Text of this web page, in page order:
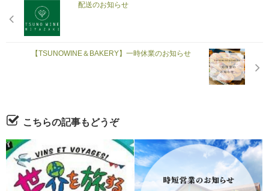
配送のお知らせ
【TSUNOWINE＆BAKERY】一時休業のお知らせ
こちらの記事もどうぞ